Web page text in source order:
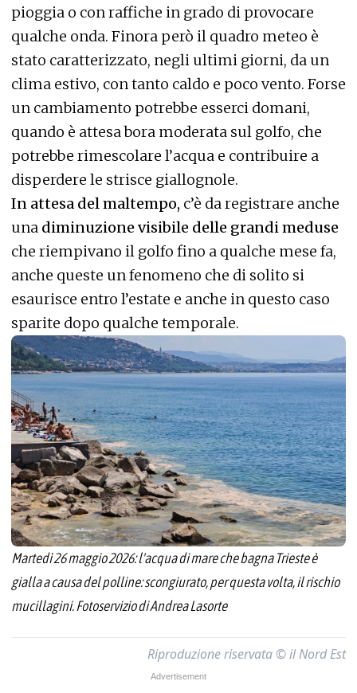
pioggia o con raffiche in grado di provocare
qualche onda. Finora però il quadro meteo è
stato caratterizzato, negli ultimi giorni, da un
clima estivo, con tanto caldo e poco vento. Forse
un cambiamento potrebbe esserci domani,
quando è attesa bora moderata sul golfo, che
potrebbe rimescolare l’acqua e contribuire a
disperdere le strisce giallognole.
In attesa del maltempo, c’è da registrare anche
una diminuzione visibile delle grandi meduse
che riempivano il golfo fino a qualche mese fa,
anche queste un fenomeno che di solito si
esaurisce entro l’estate e anche in questo caso
sparite dopo qualche temporale.
Martedì 26 maggio 2026: l'acqua di mare che bagna Trieste è
gialla a causa del polline: scongiurato, per questa volta, il rischio
mucillagini. Fotoservizio di Andrea Lasorte
Riproduzione riservata © il Nord Est